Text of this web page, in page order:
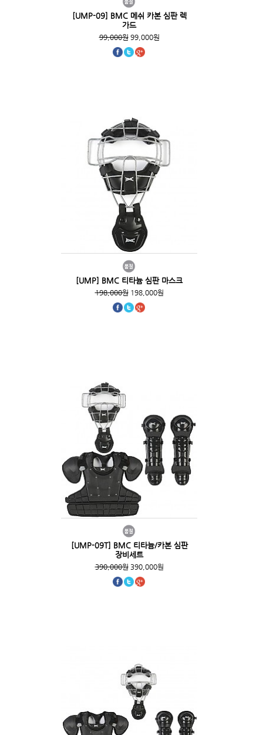
[UMP-09] BMC 메쉬 카본 심판 렉
가드
99,000원99,000원
[UMP] BMC 티타늄 심판 마스크
198,000원198,000원
[UMP-09T] BMC 티타늄/카본 심판
장비세트
390,000원390,000원